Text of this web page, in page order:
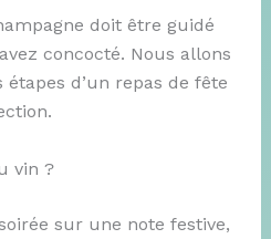
doit être guidé
concocté. Nous allons
d’un repas de fête
vin ?
sur une note festive,